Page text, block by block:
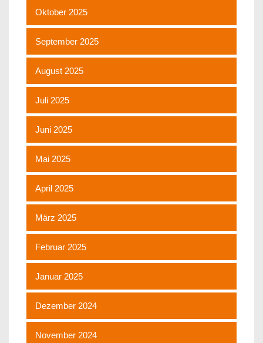
Oktober 2025
September 2025
August 2025
Juli 2025
Juni 2025
Mai 2025
April 2025
März 2025
Februar 2025
Januar 2025
Dezember 2024
November 2024